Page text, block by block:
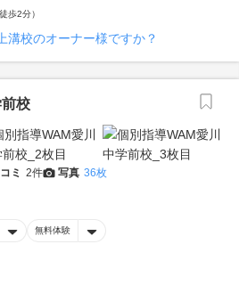
歩2分）
溝校のオーナー様ですか？
校
ミ 2件 写真 36枚
無料体験